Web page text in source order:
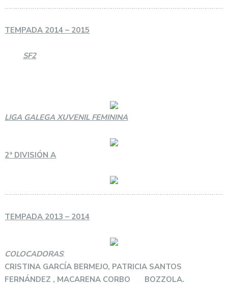
TEMPADA 2014 – 2015
SF2
LIGA GALEGA XUVENIL FEMININA
2ª DIVISIÓN A
TEMPADA 2013 – 2014
COLOCADORAS:
CRISTINA GARCÍA BERMEJO, PATRICIA SANTOS
FERNÁNDEZ , MACARENA CORBO BOZZOLA.